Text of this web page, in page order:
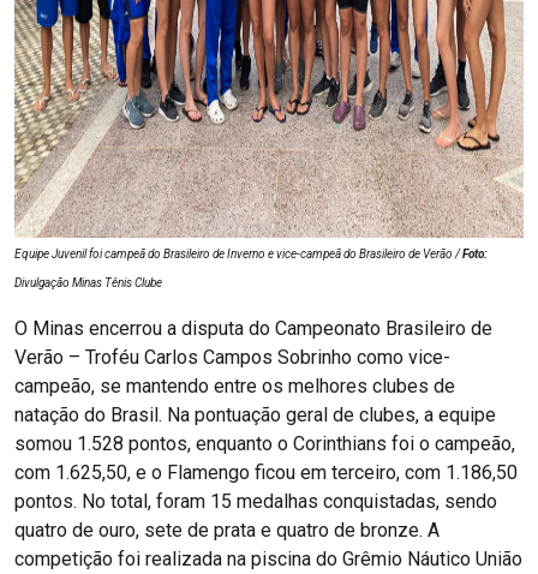
Equipe Juvenil foi campeã do Brasileiro de Inverno e vice-campeã do Brasileiro de Verão /Foto:
Divulgação Minas Tênis Clube
O Minas encerrou a disputa do Campeonato Brasileiro de
Verão – Troféu Carlos Campos Sobrinho como vice-
campeão, se mantendo entre os melhores clubes de
natação do Brasil. Na pontuação geral de clubes, a equipe
somou 1.528 pontos, enquanto o Corinthians foi o campeão,
com 1.625,50, e o Flamengo ficou em terceiro, com 1.186,50
pontos. No total, foram 15 medalhas conquistadas, sendo
quatro de ouro, sete de prata e quatro de bronze. A
competição foi realizada na piscina do Grêmio Náutico União